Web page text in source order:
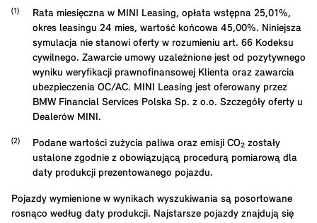
Rata miesięczna w MINI Leasing, opłata wstępna 25,01 %,
okres leasingu 24 mies, wartość końcowa 45,00%. Niniejsza
symulacja nie stanowi oferty w rozumieniu art. 66 Kodeksu
cywilnego. Zawarcie umowy uzależnione jest od pozytywnego
wyniku weryfikacji prawnofinansowej Klienta oraz zawarcia
ubezpieczenia OC/AC. MINI Leasing jest oferowany przez
BMW Financial Services Polska Sp. z o.o. Szczegóły oferty u
Dealerów MINI.
Podane wartości zużycia paliwa oraz emisji CO₂ zostały
ustalone zgodnie z obowiązującą procedurą pomiarową dla
daty produkcji prezentowanego pojazdu.
Pojazdy wymienione w wynikach wyszukiwania są posortowane
rosnąco według daty produkcji. Najstarsze pojazdy znajdują się